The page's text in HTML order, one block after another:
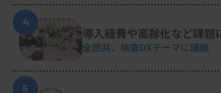
4
導入経費や高齢化など課題
全医共、検査DXテーマに議論
5